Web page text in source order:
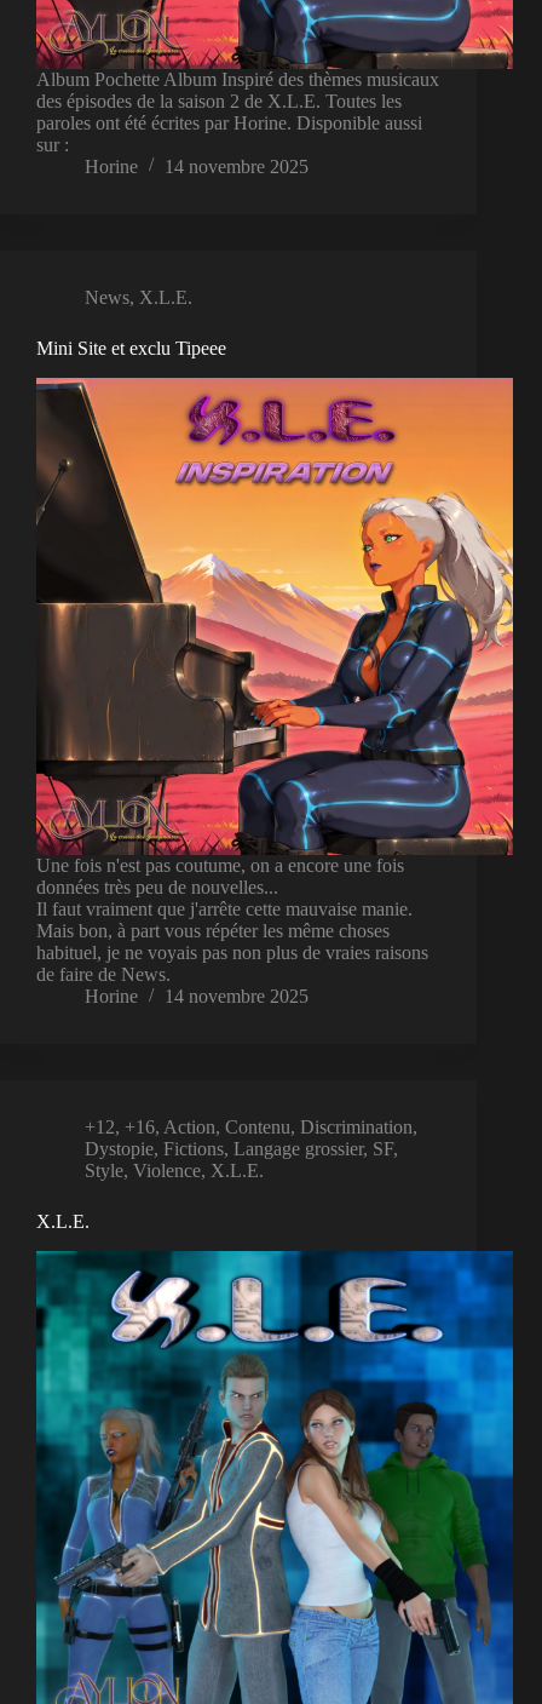
Album Pochette Album Inspiré des thèmes musicaux
des épisodes de la saison 2 de X.L.E. Toutes les
paroles ont été écrites par Horine. Disponible aussi
sur :
Horine
14 novembre 2025
News, X.L.E.
Mini Site et exclu Tipeee
Une fois n'est pas coutume, on a encore une fois
données très peu de nouvelles...
Il faut vraiment que j'arrête cette mauvaise manie.
Mais bon, à part vous répéter les même choses
habituel, je ne voyais pas non plus de vraies raisons
de faire de News.
Horine
14 novembre 2025
+12, +16, Action, Contenu, Discrimination,
Dystopie, Fictions, Langage grossier, SF,
Style, Violence, X.L.E.
X.L.E.